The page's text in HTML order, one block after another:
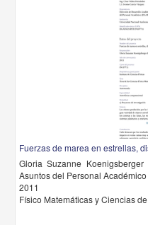
Fuerzas de marea en estrellas,
Gloria Suzanne
Asuntos del Personal Académico
2011
Físico Matemáticas y Ciencias